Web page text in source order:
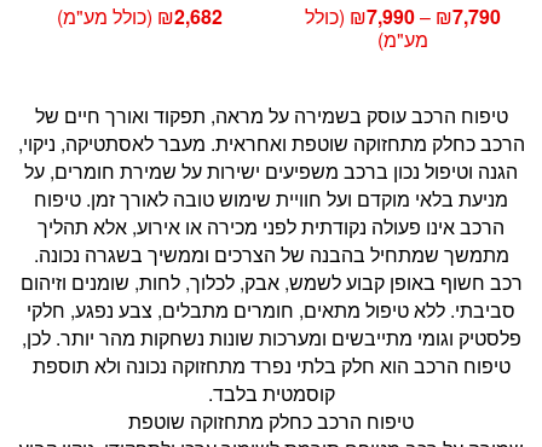
₪7,790
–
₪7,990
טווח
(כולל
מע"מ)
₪2,682 (כולל מע"מ)
טיפוח הרכב עוסק בשמירה על מראה, תפקוד ואורך חיים של
הרכב כחלק מתחזוקה שוטפת ואחראית. מעבר לאסתטיקה, ניקוי,
הגנה וטיפול נכון ברכב משפיעים ישירות על שמירת חומרים, על
מניעת בלאי מוקדם ועל חוויית שימוש טובה לאורך זמן. טיפוח
הרכב אינו פעולה נקודתית לפני מכירה או אירוע, אלא תהליך
מתמשך שמתחיל בהבנה של הצרכים וממשיך בשגרה נכונה.
רכב חשוף באופן קבוע לשמש, אבק, לכלוך, לחות, שומנים וזיהום
סביבתי. ללא טיפול מתאים, חומרים מתבלים, צבע נפגע, חלקי
פלסטיק וגומי מתייבשים ומערכות שונות נשחקות מהר יותר. לכן,
טיפוח הרכב הוא חלק בלתי נפרד מתחזוקה נכונה ולא תוספת
קוסמטית בלבד.
טיפוח הרכב כחלק מתחזוקה שוטפת